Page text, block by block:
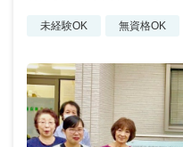
未経験OK 無資格OK